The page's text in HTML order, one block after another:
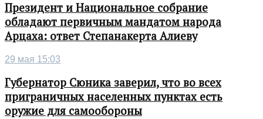
Президент и Национальное собрание
обладают первичным мандатом народа
Арцаха: ответ Степанакерта Алиеву
29 мая 15:03
Губернатор Сюника заверил, что во всех
приграничных населенных пунктах есть
оружие для самообороны